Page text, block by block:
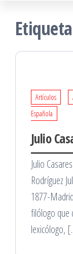
Artículos
Española
Julio
Julio
Rodríguez
1877-
filólogo que
lexicólogo,